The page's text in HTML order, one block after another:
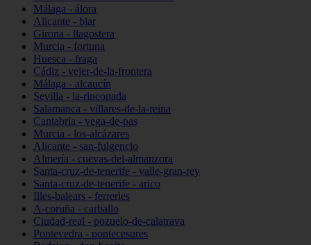
Málaga - álora
Alicante - biar
Girona - llagostera
Murcia - fortuna
Huesca - fraga
Cádiz - vejer-de-la-frontera
Málaga - alcaucín
Sevilla - la-rinconada
Salamanca - villares-de-la-reina
Cantabria - vega-de-pas
Murcia - los-alcázares
Alicante - san-fulgencio
Almería - cuevas-del-almanzora
Santa-cruz-de-tenerife - valle-gran-rey
Santa-cruz-de-tenerife - arico
Illes-balears - ferreries
A-coruña - carballo
Ciudad-real - pozuelo-de-calatrava
Pontevedra - pontecesures